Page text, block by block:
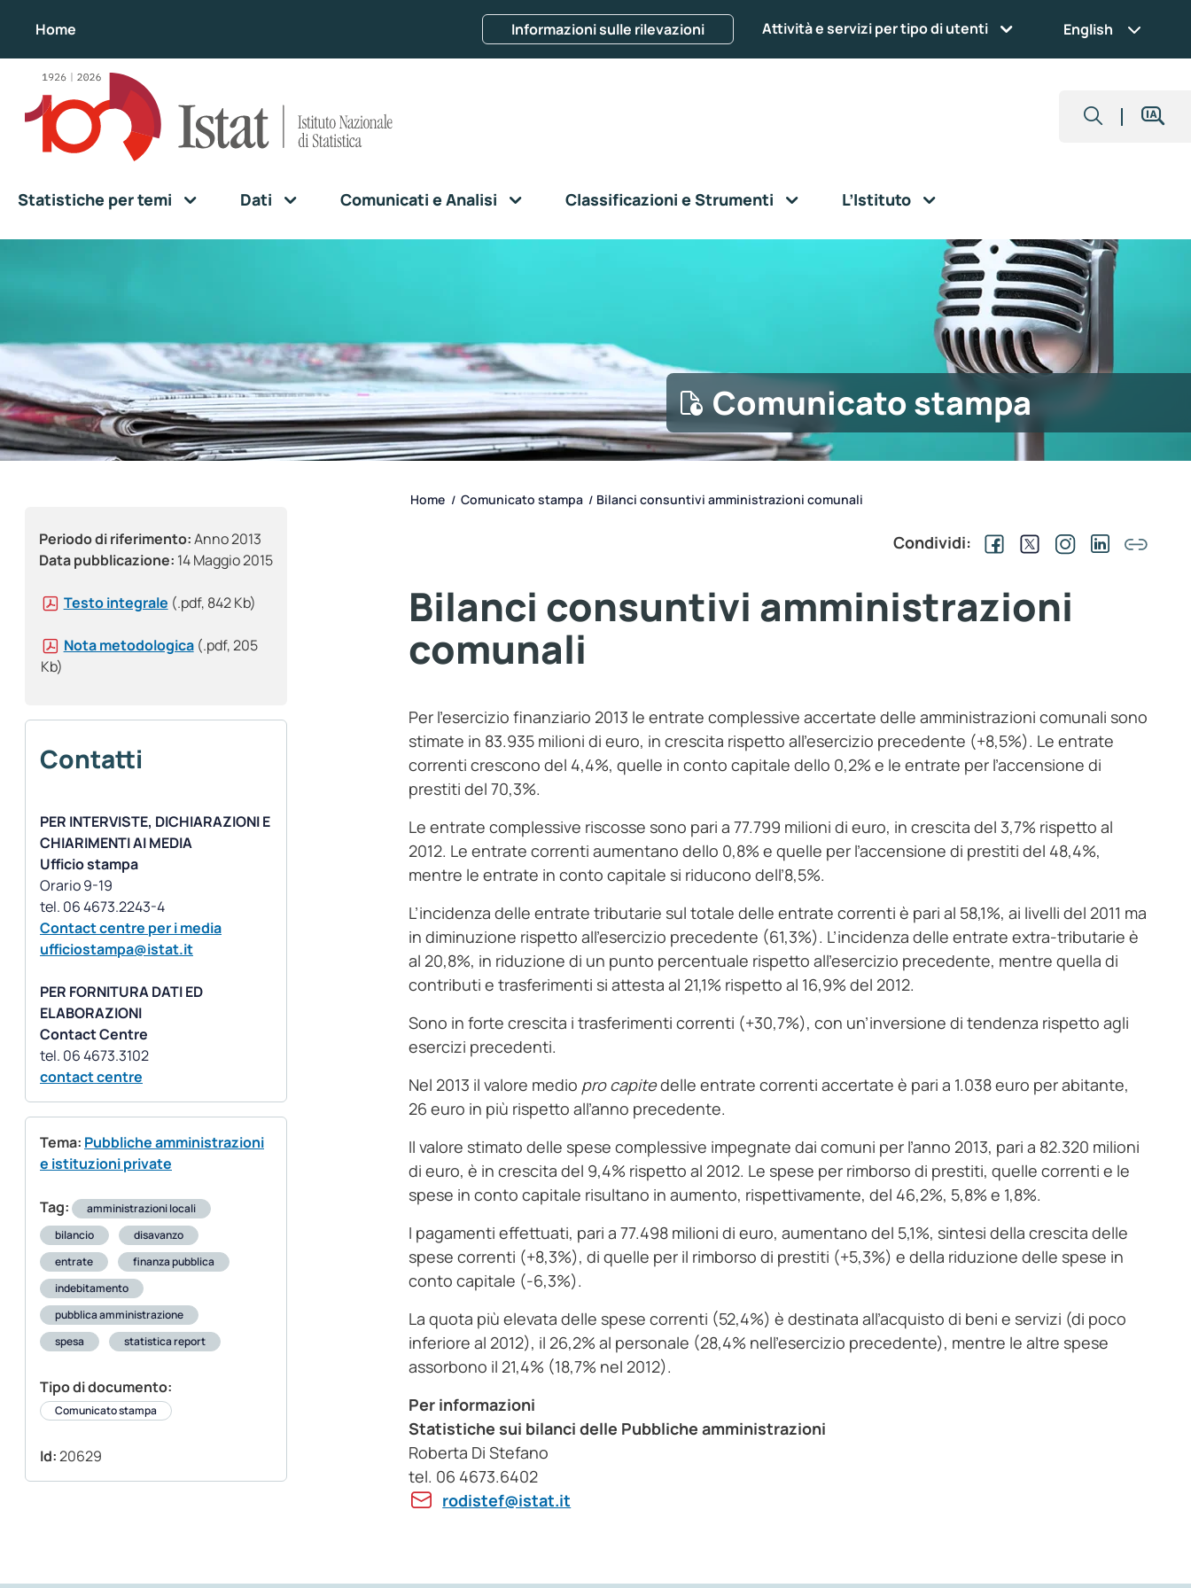
Home Informazioni sulle rilevazioni Attività e servizi per tipo di utenti English
Statistiche per temi Dati Comunicati e Analisi Classificazioni e Strumenti L’Istituto
Comunicato stampa
Periodo di riferimento:Anno 2013
Data pubblicazione: 14 Maggio 2015
Testo integrale (.pdf, 842 Kb)
Nota metodologica (.pdf, 205
Kb)
Contatti
PER INTERVISTE, DICHIARAZIONI E
CHIARIMENTI AI MEDIA
Ufficio stampa
Orario 9-19
Contact centre per i media
ufficiostampa@istat.it
PER FORNITURA DATI ED
ELABORAZIONI
Contact Centre
contact centre
Tema: Pubbliche amministrazioni
e istituzioni private
Tag:
amministrazioni locali
bilancio
disavanzo
entrate
finanza pubblica
indebitamento
pubblica amministrazione
spesa
statistica report
Tipo di documento:
Comunicato stampa
Id:20629
Home / Comunicato stampa / Bilanci consuntivi amministrazioni comunali
Condividi:
Bilanci consuntivi amministrazioni
comunali
Per l’esercizio finanziario 2013 le entrate complessive accertate delle amministrazioni comunali sono
stimate in 83.935 milioni di euro, in crescita rispetto all’esercizio precedente (+8,5%). Le entrate
correnti crescono del 4,4%, quelle in conto capitale dello 0,2% e le entrate per l’accensione di
prestiti del 70,3%.
Le entrate complessive riscosse sono pari a 77.799 milioni di euro, in crescita del 3,7% rispetto al
2012. Le entrate correnti aumentano dello 0,8% e quelle per l’accensione di prestiti del 48,4%,
mentre le entrate in conto capitale si riducono dell’8,5%.
L’incidenza delle entrate tributarie sul totale delle entrate correnti è pari al 58,1%, ai livelli del 2011 ma
in diminuzione rispetto all’esercizio precedente (61,3%). L’incidenza delle entrate extra-tributarie è
al 20,8%, in riduzione di un punto percentuale rispetto all’esercizio precedente, mentre quella di
contributi e trasferimenti si attesta al 21,1% rispetto al 16,9% del 2012.
Sono in forte crescita i trasferimenti correnti (+30,7%), con un’inversione di tendenza rispetto agli
esercizi precedenti.
Nel 2013 il valore medio pro capitedelle entrate correnti accertate è pari a 1.038 euro per abitante,
26 euro in più rispetto all’anno precedente.
Il valore stimato delle spese complessive impegnate dai comuni per l’anno 2013, pari a 82.320 milioni
di euro, è in crescita del 9,4% rispetto al 2012. Le spese per rimborso di prestiti, quelle correnti e le
spese in conto capitale risultano in aumento, rispettivamente, del 46,2%, 5,8% e 1,8%.
I pagamenti effettuati, pari a 77.498 milioni di euro, aumentano del 5,1%, sintesi della crescita delle
spese correnti (+8,3%), di quelle per il rimborso di prestiti (+5,3%) e della riduzione delle spese in
conto capitale (-6,3%).
La quota più elevata delle spese correnti (52,4%) è destinata all’acquisto di beni e servizi (di poco
inferiore al 2012), il 26,2% al personale (28,4% nell’esercizio precedente), mentre le altre spese
assorbono il 21,4% (18,7% nel 2012).
Per informazioni
Statistiche sui bilanci delle Pubbliche amministrazioni
Roberta Di Stefano
tel. 06 4673.6402
rodistef@istat.it